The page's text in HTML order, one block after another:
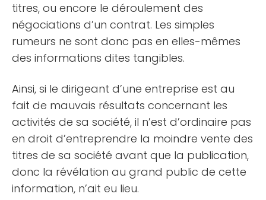
titres, ou encore le déroulement des
négociations d’un contrat. Les simples
rumeurs ne sont donc pas en elles-mêmes
des informations dites tangibles.
Ainsi, si le dirigeant d’une entreprise est au
fait de mauvais résultats concernant les
activités de sa société, il n’est d’ordinaire pas
en droit d’entreprendre la moindre vente des
titres de sa société avant que la publication,
donc la révélation au grand public de cette
information, n’ait eu lieu.